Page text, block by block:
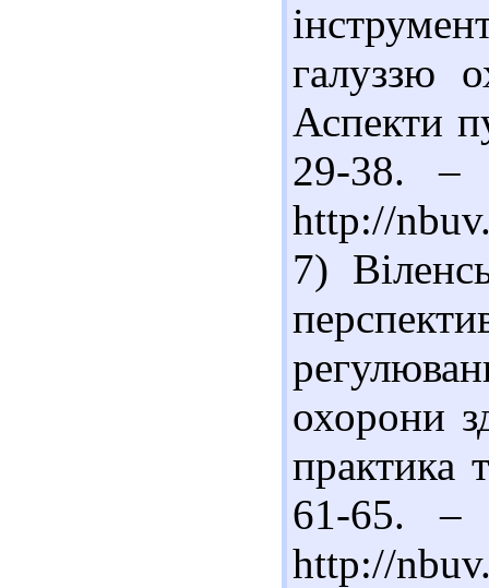
галуззю
Аспекти
29-38. –
http://
7)
охорони
61-65. –
http://